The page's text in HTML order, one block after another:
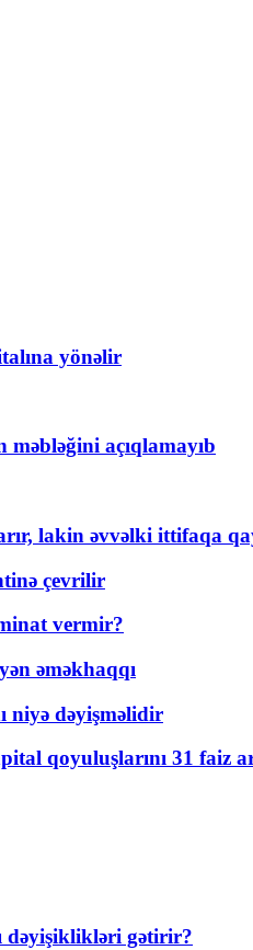
yönəlir
açıqlamayıb
lakin əvvəlki ittifaqa
çevrilir
vermir?
əməkhaqqı
niyə dəyişməlidir
qoyuluşlarını 31 faiz
dəyişiklikləri gətirir?